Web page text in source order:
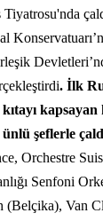
. İlk
şeflerle
Orchestre
Senfoni
(Belçika), Van